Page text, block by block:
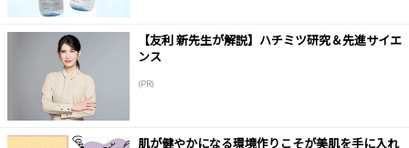
【友利 新先生が解説】ハチミツ研究＆先進サイエ
ンス
(PR)
肌が健やかになる環境作りこそが美肌を手に入れ